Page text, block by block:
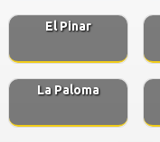
El Pinar
La Paloma